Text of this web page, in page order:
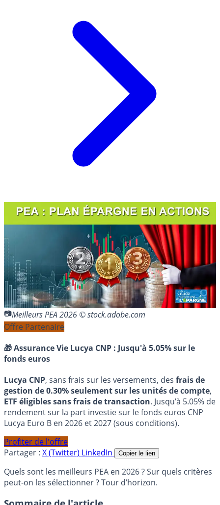
Meilleurs PEA 2026 © stock.adobe.com
Offre Partenaire
🎁 Assurance Vie Lucya CNP : Jusqu'à 5.05% sur le
fonds euros
Lucya CNP, sans frais sur les versements, des frais de
gestion de 0.30% seulement sur les unités de compte,
ETF éligibles sans frais de transaction. Jusqu’à 5.05% de
rendement sur la part investie sur le fonds euros CNP
Lucya Euro B en 2026 et 2027 (sous conditions).
Profiter de l'offre
Partager : X (Twitter) LinkedIn Copier le lien
Quels sont les meilleurs PEA en 2026 ? Sur quels critères
peut-on les sélectionner ? Tour d’horizon.